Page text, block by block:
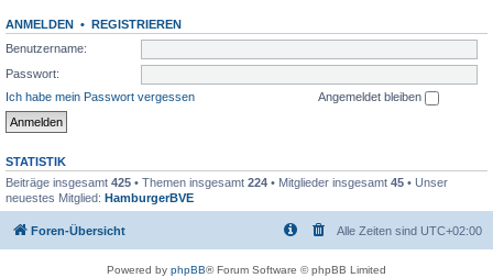
ANMELDEN • REGISTRIEREN
Benutzername:
Passwort:
Ich habe mein Passwort vergessen
Angemeldet bleiben
STATISTIK
Beiträge insgesamt 425 • Themen insgesamt 224 • Mitglieder insgesamt 45 • Unser
neuestes Mitglied: HamburgerBVE
Foren-Übersicht Alle Zeiten sind UTC+02:00
Powered by phpBB® Forum Software © phpBB Limited